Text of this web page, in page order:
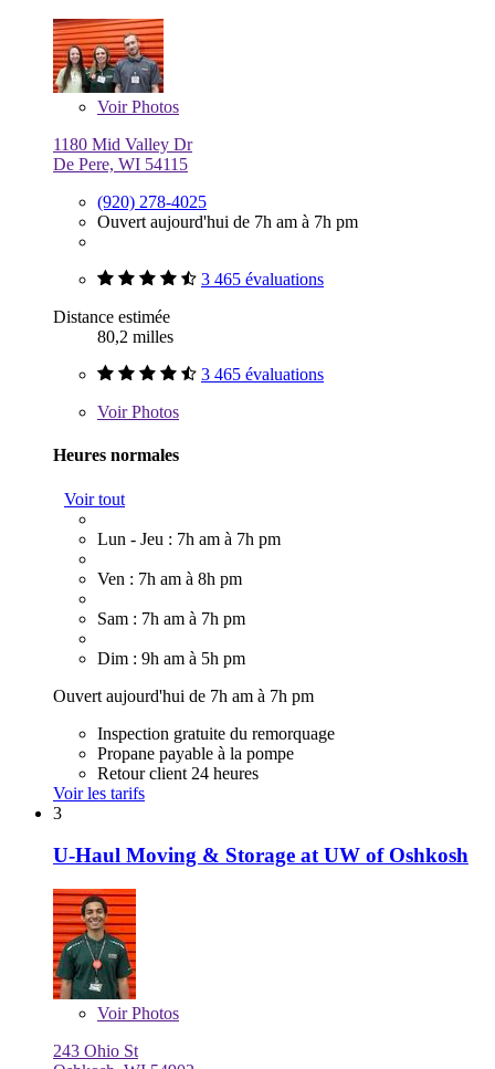
VoirPhotos
1180 Mid Valley Dr
De Pere, WI 54115
(920) 278-4025
Ouvert aujourd'hui de 7h am à 7h pm
3 465 évaluations
Distance estimée
80,2 milles
3 465 évaluations
VoirPhotos
Heures normales
Voir tout
Lun - Jeu : 7h am à 7h pm
Ven : 7h am à 8h pm
Sam : 7h am à 7h pm
Dim : 9h am à 5h pm
Ouvert aujourd'hui de 7h am à 7h pm
Inspection gratuite du remorquage
Propane payable à la pompe
Retour client 24 heures
Voir les tarifs
3
U-Haul Moving & Storage at UW of Oshkosh
VoirPhotos
243 Ohio St